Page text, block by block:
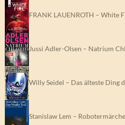
FRANK LAUENROTH – White
Jussi Adler-Olsen – Natrium
Willy Seidel – Das älteste Ding
Stanislaw Lem –